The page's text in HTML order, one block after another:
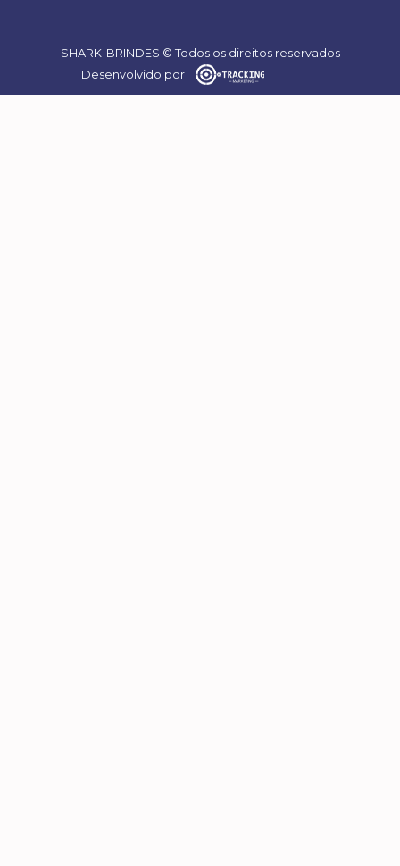
SHARK-BRINDES © Todos os direitos reservados
Desenvolvido por